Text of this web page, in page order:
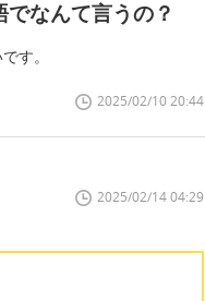
なんて言うの？
す。
2025/02/10 20:44
2025/02/14 04:29